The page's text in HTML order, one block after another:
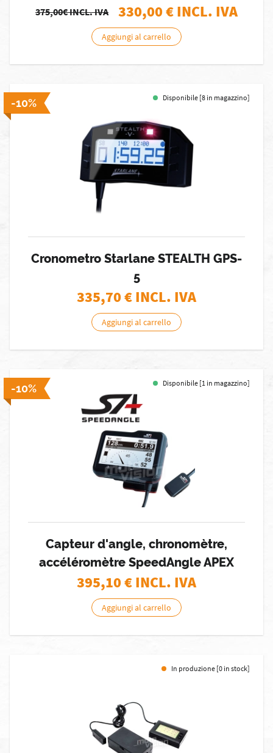
375,00€INCL. IVA 330,00€ INCL. IVA
Aggiungi al carrello
-10% Disponibile [8 in magazzino]
Cronometro Starlane STEALTH GPS-
5
335,70€ INCL. IVA
Aggiungi al carrello
-10% Disponibile [1 in magazzino]
Capteur d'angle, chronomètre,
accéléromètre SpeedAngle APEX
395,10€ INCL. IVA
Aggiungi al carrello
In produzione [0 in stock]